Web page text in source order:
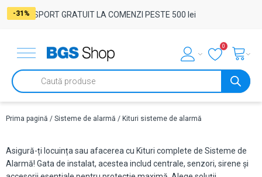
TRANSPORT GRATUIT LA COMENZI PESTE 500 lei
0
Products
search
Prima pagină / Sisteme de alarmă / Kituri sisteme de alarmă
Asigură-ți locuința sau afacerea cu Kituri complete de Sisteme de
Alarmă! Gata de instalat, acestea includ centrale, senzori, sirene și
-20%
-12%
-9%
-29%
-29%
-29%
-29%
-29%
-12%
-31%